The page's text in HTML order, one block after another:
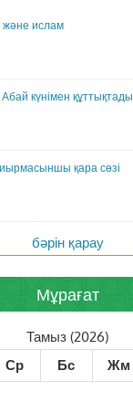
және ислам
күнімен құттықтады
қара сөзі
бәрін қарау
Мұрағат
Тамыз (2026)
Ср Бс Жм